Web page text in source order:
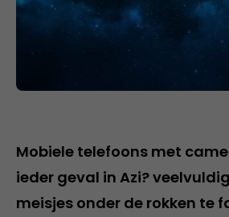
Mobiele telefoons met
ieder geval in Azi?
meisjes onder de rokken te